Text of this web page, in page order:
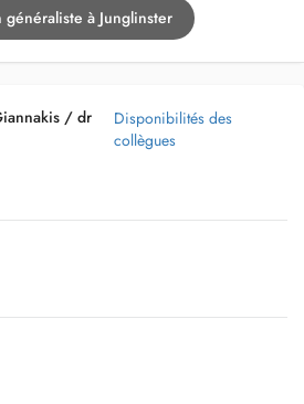
à Junglinster
/ dr
Disponibilités des
collègues